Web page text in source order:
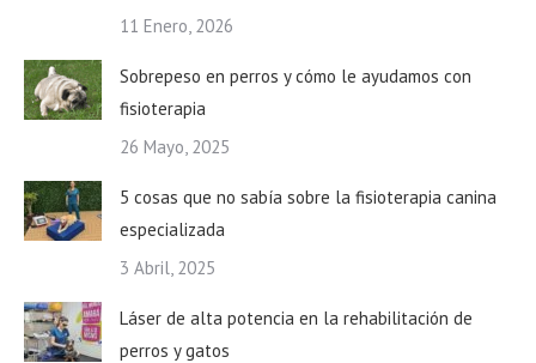
11 Enero, 2026
Sobrepeso en perros y cómo le ayudamos con
fisioterapia
26 Mayo, 2025
5 cosas que no sabía sobre la fisioterapia canina
especializada
3 Abril, 2025
Láser de alta potencia en la rehabilitación de
perros y gatos